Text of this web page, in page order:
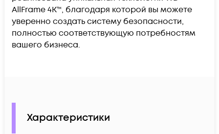
AllFrame 4K™, благодаря которой вы можете
уверенно создать систему безопасности,
полностью соответствующую потребностям
вашего бизнеса.
Характеристики